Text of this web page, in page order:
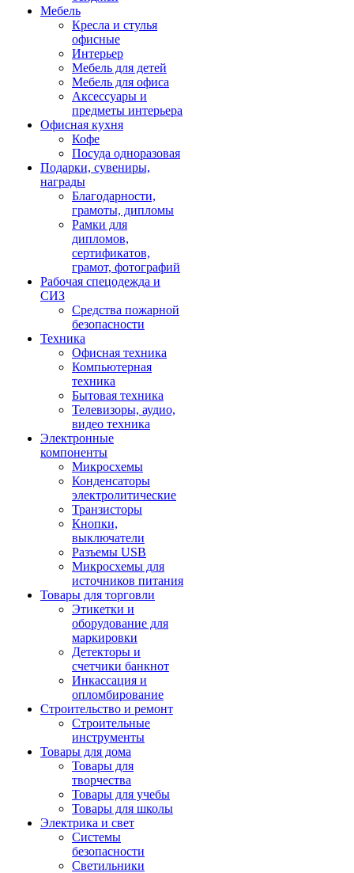
Мебель
Кресла и стулья
офисные
Интерьер
Мебель для детей
Мебель для офиса
Аксессуары и
предметы интерьера
Офисная кухня
Кофе
Посуда одноразовая
Подарки, сувениры,
награды
Благодарности,
грамоты, дипломы
Рамки для
дипломов,
сертификатов,
грамот, фотографий
Рабочая спецодежда и
СИЗ
Средства пожарной
безопасности
Техника
Офисная техника
Компьютерная
техника
Бытовая техника
Телевизоры, аудио,
видео техника
Электронные
компоненты
Микросхемы
Конденсаторы
электролитические
Транзисторы
Кнопки,
выключатели
Разъемы USB
Микросхемы для
источников питания
Товары для торговли
Этикетки и
оборудование для
маркировки
Детекторы и
счетчики банкнот
Инкассация и
опломбирование
Строительство и ремонт
Строительные
инструменты
Товары для дома
Товары для
творчества
Товары для учебы
Товары для школы
Электрика и свет
Системы
безопасности
Светильники